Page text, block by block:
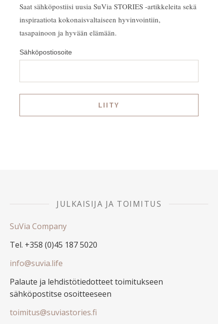
Saat sähköpostiisi uusia SuVia STORIES -artikkeleita sekä
inspiraatiota kokonaisvaltaiseen hyvinvointiin,
tasapainoon ja hyvään elämään.
Sähköpostiosoite
JULKAISIJA JA TOIMITUS
SuVia Company
Tel. +358 (0)45 187 5020
info@suvia.life
Palaute ja lehdistötiedotteet toimitukseen
sähköpostitse osoitteeseen
toimitus@suviastories.fi